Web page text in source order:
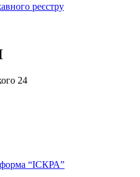
реєстру
24
“ІСКРА”